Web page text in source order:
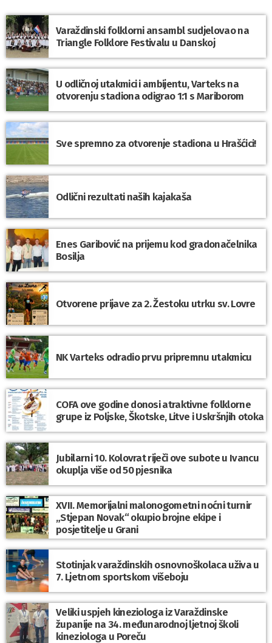
Varaždinski folklorni ansambl sudjelovao na
Triangle Folklore Festivalu u Danskoj
U odličnoj utakmici i ambijentu, Varteks na
otvorenju stadiona odigrao 1:1 s Mariborom
Sve spremno za otvorenje stadiona u Hrašćici!
Odlični rezultati naših kajakaša
Enes Garibović na prijemu kod gradonačelnika
Bosilja
Otvorene prijave za 2. Žestoku utrku sv. Lovre
NK Varteks odradio prvu pripremnu utakmicu
COFA ove godine donosi atraktivne folklorne
grupe iz Poljske, Škotske, Litve i Uskršnjih otoka
Jubilarni 10. Kolovrat riječi ove subote u Ivancu
okuplja više od 50 pjesnika
XVII. Memorijalni malonogometni noćni turnir
„Stjepan Novak“ okupio brojne ekipe i
posjetitelje u Grani
Stotinjak varaždinskih osnovnoškolaca uživa u
7. Ljetnom sportskom višeboju
Veliki uspjeh kineziologa iz Varaždinske
županije na 34. međunarodnoj ljetnoj školi
kineziologa u Poreču